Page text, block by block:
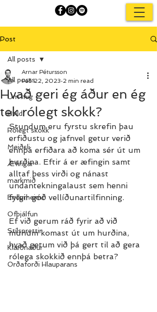
Post
All posts
Um mig
Hvíld
Rólegt skokk
Meiðsli
Æfingar
markmið
Endurheimt
Ofþjálfun
Stílsprettir
Klæðnaður
Orðaforði Hlauparans
All posts
Hvað geri ég áður en ég
tek rólegt skokk?
Arnar Pétursson
Feb 22, 2023 2 min read
Stundum eru fyrstu skrefin þau
erfiðustu og jafnvel getur verið
ennþá erfiðara að koma sér út um
hurðina. Eftir á er æfingin samt
alltaf þess virði og nánast
undantekningalaust sem henni
fylgir góð vellíðunartilfinning.
Ef við gerum ráð fyrir að við
munum komast út um hurðina,
hvað getum við þá gert til að gera
rólega skokkið ennþá betra?